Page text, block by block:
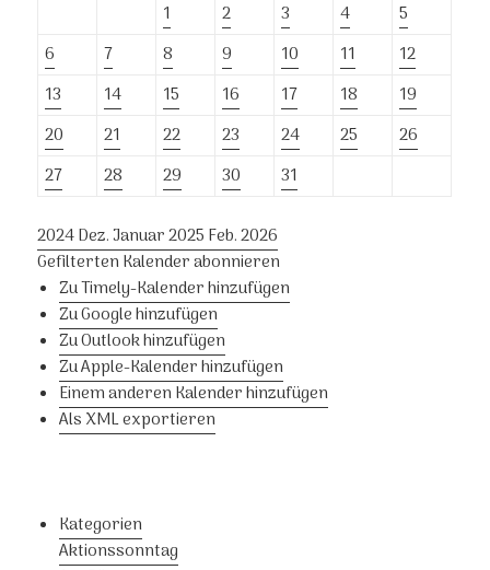
1
2 3 4
5
6
7 8 9 10 11
12
13
14 15 16 17 18
19
20
21 22 23 24 25
26
27
28 29 30 31
2024Dez.Januar 2025 Feb.2026
Gefilterten Kalender abonnieren
Zu Timely-Kalender hinzufügen
Zu Google hinzufügen
Zu Outlook hinzufügen
Zu Apple-Kalender hinzufügen
Einem anderen Kalender hinzufügen
Als XML exportieren
Kategorien
Aktionssonntag